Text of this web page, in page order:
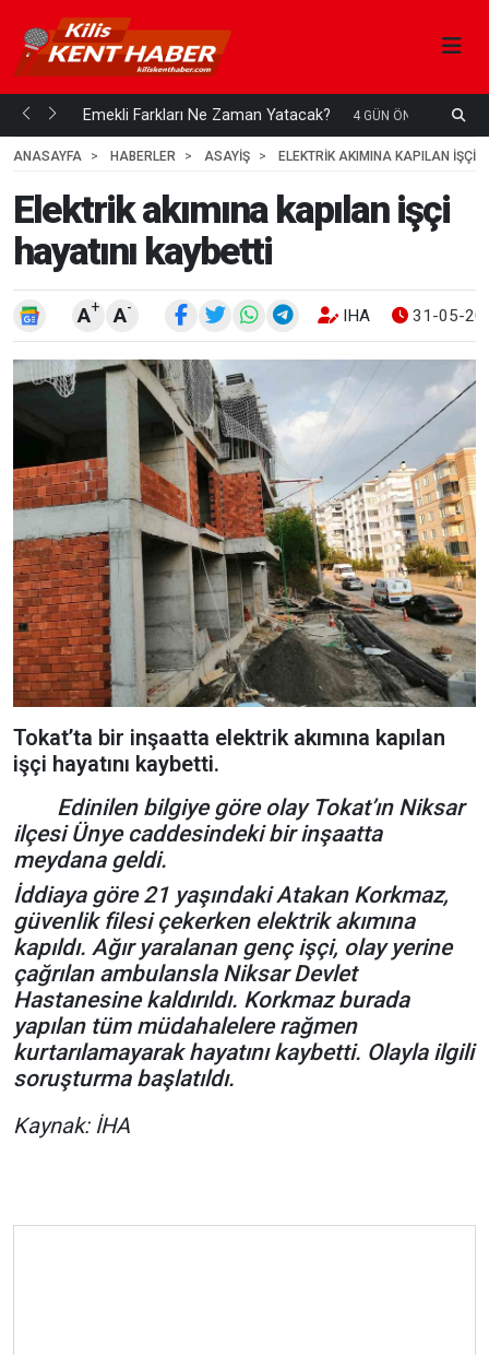
mi... Emekli Farkları Ne Zaman Yatacak? 4 GÜN ÖNCE
ANASAYFA HABERLER ASAYİŞ ELEKTRIK AKIMINA KAPILAN IŞÇI
Elektrik akımına kapılan işçi
hayatını kaybetti
A+ A- IHA 31-05-
Tokat’ta bir inşaatta elektrik akımına kapılan
işçi hayatını kaybetti.
Edinilen bilgiye göre olay Tokat’ın Niksar
ilçesi Ünye caddesindeki bir inşaatta
meydana geldi.
İddiaya göre 21 yaşındaki Atakan Korkmaz,
güvenlik filesi çekerken elektrik akımına
kapıldı. Ağır yaralanan genç işçi, olay yerine
çağrılan ambulansla Niksar Devlet
Hastanesine kaldırıldı. Korkmaz burada
yapılan tüm müdahalelere rağmen
kurtarılamayarak hayatını kaybetti. Olayla ilgili
soruşturma başlatıldı.
Kaynak: İHA